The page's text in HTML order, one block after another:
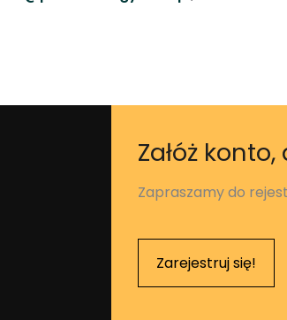
Załóż
Zapraszamy do
Zarejestruj się!